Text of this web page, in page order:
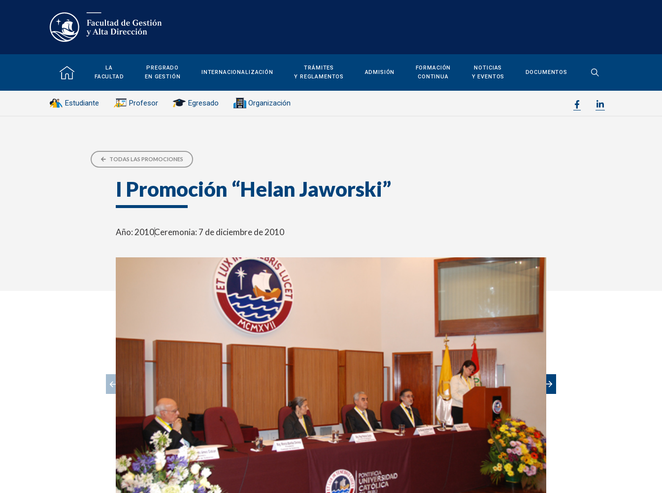
LA
FACULTAD
PREGRADO
EN GESTIÓN
INTERNACIONALIZACIÓN
TRÁMITES
Y REGLAMENTOS
ADMISIÓN
FORMACIÓN
CONTINUA
NOTICIAS
Y EVENTOS
DOCUMENTOS
Estudiante Profesor Egresado Organización
TODAS LAS PROMOCIONES
I Promoción “Helan Jaworski”
Año: 2010Ceremonia: 7 de diciembre de 2010